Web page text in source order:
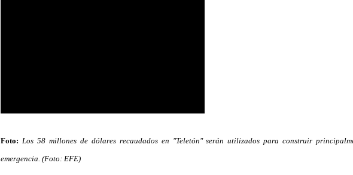
Foto: Los 58 millones de dólares recaudados en "Teletón" serán utilizados para construir
emergencia. (Foto: EFE)